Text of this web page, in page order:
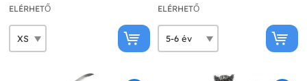
ELÉRHETŐ ELÉRHETŐ